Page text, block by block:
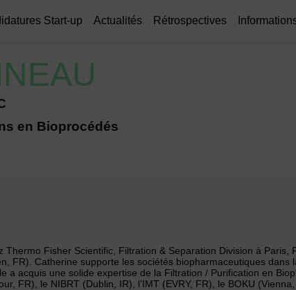
Start-up Actualités Rétrospectives
en Bioprocédés
Fisher Scientific, Filtration & Separation Division à Paris,
FR). Catherine supporte les sociétés biopharmaceutiques
a acquis une solide expertise de la Filtration / Purification en
FR), le NIBRT (Dublin, IR), l’IMT (EVRY, FR), le BOKU (Vienna,